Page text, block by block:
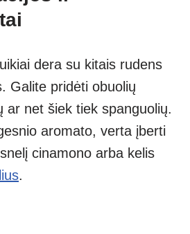
dera su kitais rudens
Galite pridėti obuolių
ar net šiek tiek spanguolių.
aromato, verta įberti
cinamono arba kelis
.